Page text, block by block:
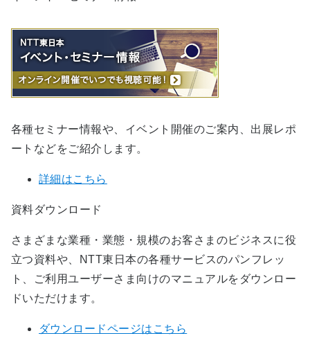
各種セミナー情報や、イベント開催のご案内、出展レポ
ートなどをご紹介します。
詳細はこちら
資料ダウンロード
さまざまな業種・業態・規模のお客さまのビジネスに役
立つ資料や、NTT東日本の各種サービスのパンフレッ
ト、ご利用ユーザーさま向けのマニュアルをダウンロー
ドいただけます。
ダウンロードページはこちら